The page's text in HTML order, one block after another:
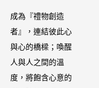
成為『禮物創造
者』，連結彼此心
與心的橋樑；喚醒
人與人之間的溫
度，將飽含心意的